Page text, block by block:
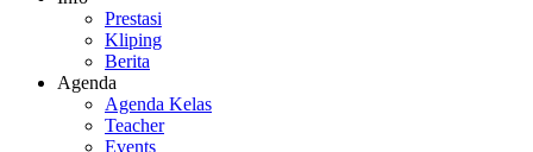
Prestasi
Kliping
Berita
Agenda
Agenda Kelas
Teacher
Events